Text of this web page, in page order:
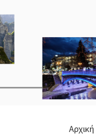
Αρχική